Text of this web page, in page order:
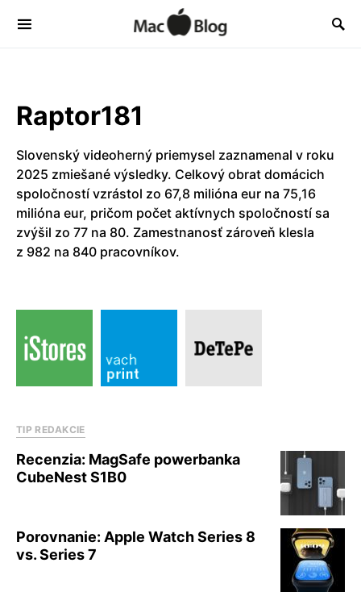
Raptor181
Slovenský videoherný priemysel zaznamenal v roku
2025 zmiešané výsledky. Celkový obrat domácich
spoločností vzrástol zo 67,8 milióna eur na 75,16
milióna eur, pričom počet aktívnych spoločností sa
zvýšil zo 77 na 80. Zamestnanosť zároveň klesla
z 982 na 840 pracovníkov.
TIP REDAKCIE
Recenzia: MagSafe powerbanka
CubeNest S1B0
Porovnanie: Apple Watch Series 8
vs. Series 7